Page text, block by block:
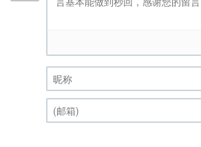
昵称 (必填)
(邮箱) (必填)